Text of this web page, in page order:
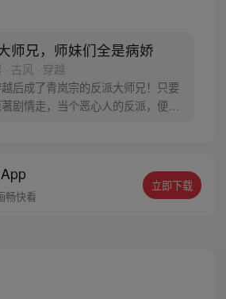
师兄，师妹们全是病娇
古风 · 穿越
后成了青岚宗的反派大师兄！只要
剧情走，当个恶心人的反派，便能
拜入师门这天！林萧兴奋不已，准
主，按照剧情，他将会被几位师妹
畅快看
立即下载